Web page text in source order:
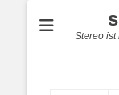
Stereo ist